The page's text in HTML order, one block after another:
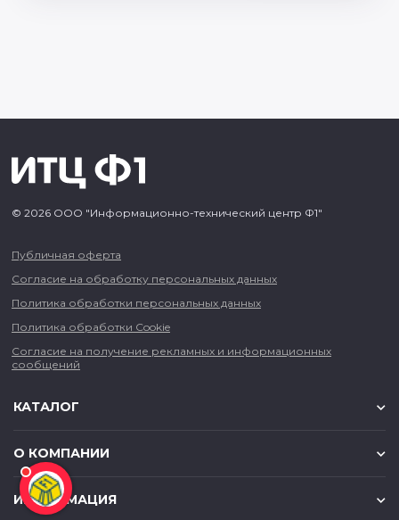
© 2026 ООО "Информационно-технический центр Ф1"
Публичная оферта
Согласие на обработку персональных данных
Политика обработки персональных данных
Политика обработки Cookie
Согласие на получение рекламных и информационных
сообщений
КАТАЛОГ
О КОМПАНИИ
ИНФОРМАЦИЯ